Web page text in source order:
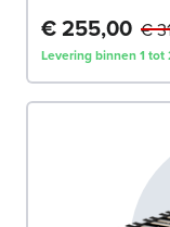
€ 255,00 €
Levering binnen 1 tot